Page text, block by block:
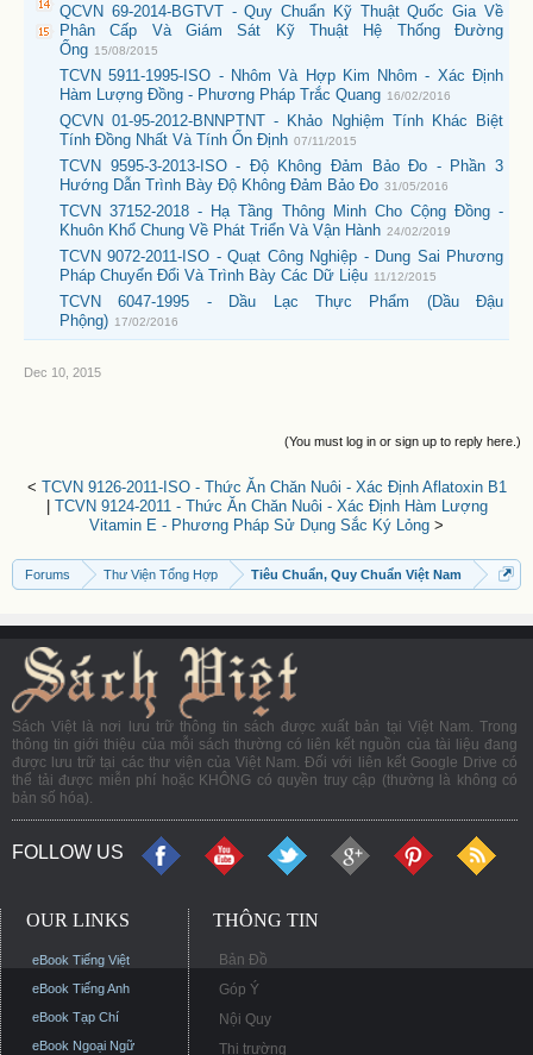
QCVN 69-2014-BGTVT - Quy Chuẩn Kỹ Thuật Quốc Gia Về
Phân Cấp Và Giám Sát Kỹ Thuật Hệ Thống Đường
Ống 15/08/2015
TCVN 5911-1995-ISO - Nhôm Và Hợp Kim Nhôm - Xác Định
Hàm Lượng Đồng - Phương Pháp Trắc Quang 16/02/2016
QCVN 01-95-2012-BNNPTNT - Khảo Nghiệm Tính Khác Biệt
Tính Đồng Nhất Và Tính Ổn Định 07/11/2015
TCVN 9595-3-2013-ISO - Độ Không Đảm Bảo Đo - Phần 3
Hướng Dẫn Trình Bày Độ Không Đảm Bảo Đo 31/05/2016
TCVN 37152-2018 - Hạ Tầng Thông Minh Cho Cộng Đồng -
Khuôn Khổ Chung Về Phát Triển Và Vận Hành 24/02/2019
TCVN 9072-2011-ISO - Quạt Công Nghiệp - Dung Sai Phương
Pháp Chuyển Đổi Và Trình Bày Các Dữ Liệu 11/12/2015
TCVN 6047-1995 - Dầu Lạc Thực Phẩm (Dầu Đậu
Phộng) 17/02/2016
Dec 10, 2015
(You must log in or sign up to reply here.)
< TCVN 9126-2011-ISO - Thức Ăn Chăn Nuôi - Xác Định Aflatoxin B1
TCVN 9124-2011 - Thức Ăn Chăn Nuôi - Xác Định Hàm Lượng
Vitamin E - Phương Pháp Sử Dụng Sắc Ký Lỏng >
Forums Thư Viện Tổng Hợp Tiêu Chuẩn, Quy Chuẩn Việt Nam
Sách Việt là nơi lưu trữ thông tin sách được xuất bản tại Việt Nam. Trong
thông tin giới thiệu của mỗi sách thường có liên kết nguồn của tài liệu đang
được lưu trữ tại các thư viện của Việt Nam. Đối với liên kết Google Drive có
thể tải được miễn phí hoặc KHÔNG có quyền truy cập (thường là không có
bản số hóa).
FOLLOW US
OUR LINKS
eBook Tiếng Việt
eBook Tiếng Anh
eBook Tạp Chí
eBook Ngoại Ngữ
THÔNG TIN
Bản Đồ
Góp Ý
Nội Quy
Thị trường